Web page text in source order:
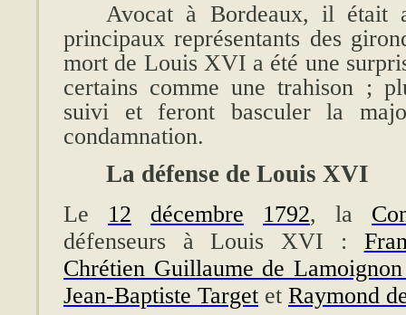
Avocat à Bordeaux, il était
principaux représentants des
mort de Louis XVI a été une
certains comme une trahison ;
suivi et feront basculer la
condamnation.
La défense de Louis XVI
Le 12 décembre 1792, la
défenseurs à Louis XVI :
Chrétien Guillaume de
Jean-Baptiste Target et Raymond